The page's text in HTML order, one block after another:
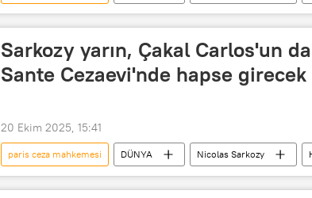
Şartlı tahliye
Haberler Avrupa Muammer
Sarkozy yarın, Çakal Carlos'un da
Sante Cezaevi'nde hapse girecek
20 Ekim 2025, 15:41
paris ceza mahkemesi DÜNYA Nicolas Sarkozy
Muammer Kaddafi
Libya Fransa Le Figaro